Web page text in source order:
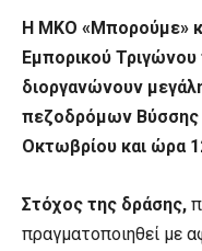
H ΜΚΟ «Μπορούμε»
Εμπορικού
διοργανώνουν
πεζοδρόμων Βύσσης
Οκτωβρίου και ώρα
Στόχος της δράσης,
πραγματοποιηθεί με